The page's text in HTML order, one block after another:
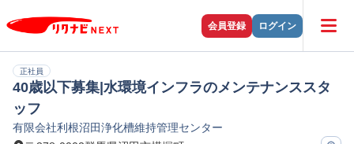
会員登録 ログイン
正社員
40歳以下募集|水環境インフラのメンテナンススタ
ッフ
有限会社利根沼田浄化槽維持管理センター